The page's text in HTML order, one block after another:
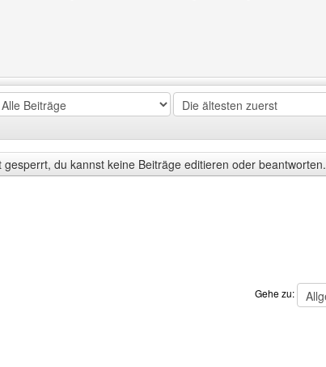
muetzen-shop
gesperrt, du kannst keine Beiträge editieren oder beantworten.
Gehe zu: